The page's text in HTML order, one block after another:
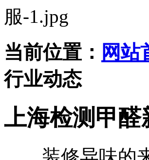
当前位置： 网站
行业动态
上海检测甲